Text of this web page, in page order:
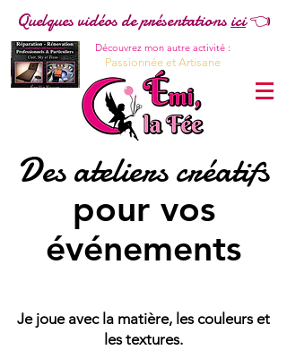
Quelques vidéos de présentationsici👈
Découvrez mon autre activité :
Passionnée et Artisane
Des ateliers créatifs
pour vos
événements
Je joue avec la matière, les couleurs et
les textures.